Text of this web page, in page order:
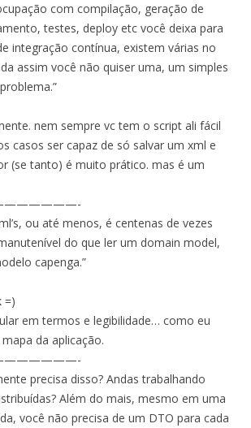
com compilação, geração de
testes, deploy etc você deixa para
integração contínua, existem várias no
assim você não quiser uma, um simples
nem sempre vc tem o script ali fácil
casos ser capaz de só salvar um xml e
(se tanto) é muito prático. mas é um
ou até menos, é centenas de vezes
do que ler um domain model,
capenga.”
=)
em termos e legibilidade… como eu
da aplicação.
precisa disso? Andas trabalhando
Além do mais, mesmo em uma
você não precisa de um DTO para cada